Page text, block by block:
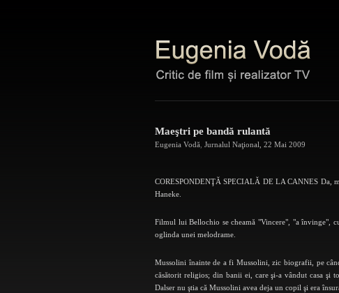
Maeştri pe bandă rulantă
Eugenia Vodă Jurnalul Naţional 22 Mai 2009
CORESPONDENŢĂ SPECIALĂ DE LA CANNES Da,
Haneke.
Filmul lui Bellochio se cheamă "Vincere", "a învinge",
oglinda unei melodrame.
Mussolini înainte de a fi Mussolini, zic biografii, pe
căsătorit religios; din banii ei, care şi-a vândut casa
Dalser nu ştia că Mussolini avea deja un copil şi era